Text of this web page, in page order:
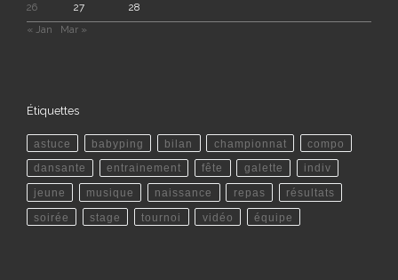
26 27
28
« Jan
Mar »
Étiquettes
astuce babyping bilan championnat compo
dansante entrainement fête galette indiv
jeune musique naissance repas résultats
soirée stage tournoi vidéo équipe